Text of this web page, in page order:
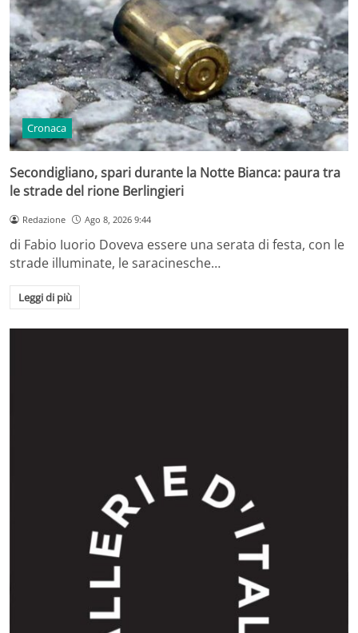
Cronaca
Secondigliano, spari durante la Notte Bianca: paura tra
le strade del rione Berlingieri
Redazione Ago 8, 2026 9:44
di Fabio Iuorio Doveva essere una serata di festa, con le
strade illuminate, le saracinesche…
Leggi di più